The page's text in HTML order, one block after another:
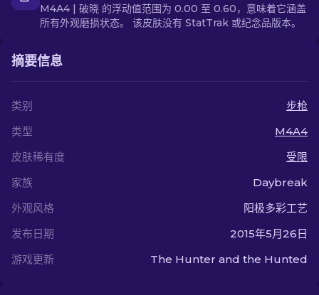
M4A4 | 破晓 的浮动值范围为 0.00 至 0.60，意味着它涵盖
所有外观磨损状态。 该皮肤没有 StatTrak 或纪念品版本。
摘要信息
类别
步枪
类型
M4A4
皮肤稀有度
受限
家族
Daybreak
外观风格
阳极多彩工艺
发布日期
2015年5月26日
游戏更新
The Hunter and the Hunted